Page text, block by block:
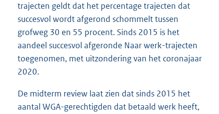
trajecten geldt dat het percentage trajecten dat
succesvol wordt afgerond schommelt tussen
grofweg 30 en 55 procent. Sinds 2015 is het
aandeel succesvol afgeronde Naar werk-trajecten
toegenomen, met uitzondering van het coronajaar
2020.
De midterm review laat zien dat sinds 2015 het
aantal WGA-gerechtigden dat betaald werk heeft,